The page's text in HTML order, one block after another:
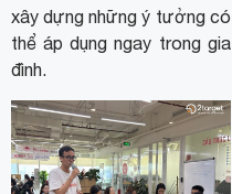
xây dựng những ý tưởng có
thể áp dụng ngay trong gia
đình.